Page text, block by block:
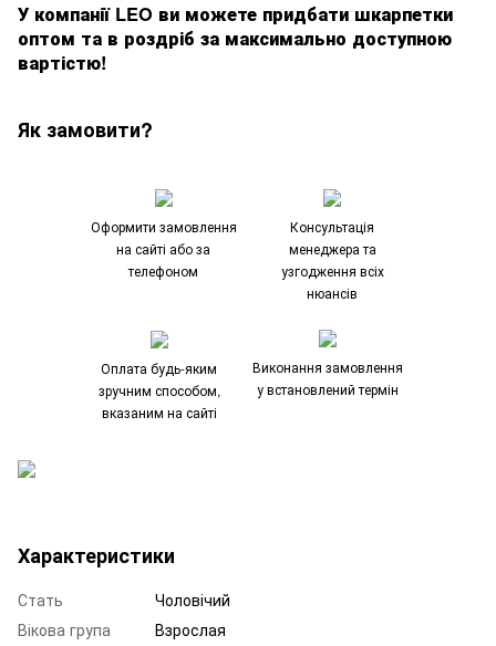
У компанії LEO ви можете придбати шкарпетки
оптом та в роздріб за максимально доступною
вартістю!
Як замовити?
Оформити замовлення
на сайті або за
телефоном
Консультація
менеджера та
узгодження всіх
нюансів
Оплата будь-яким
зручним способом,
вказаним на сайті
Виконання замовлення
у встановлений термін
Характеристики
Стать
Чоловічий
Вікова група
Взрослая